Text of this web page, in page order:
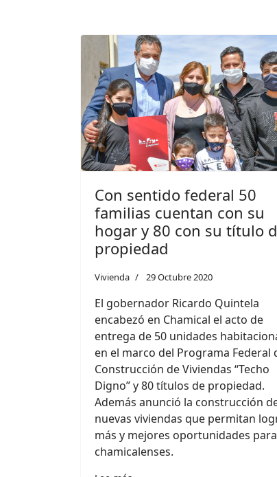
Con sentido federal 50
familias cuentan con su
hogar y 80 con su título
propiedad
Vivienda 29 Octubre 2020
El gobernador Ricardo Quintela
encabezó en Chamical el acto de
entrega de 50 unidades
en el marco del Programa Federal
Construcción de Viviendas “Techo
Digno” y 80 títulos de propiedad.
Además anunció la construcción
nuevas viviendas que permitan
más y mejores oportunidades
chamicalenses.